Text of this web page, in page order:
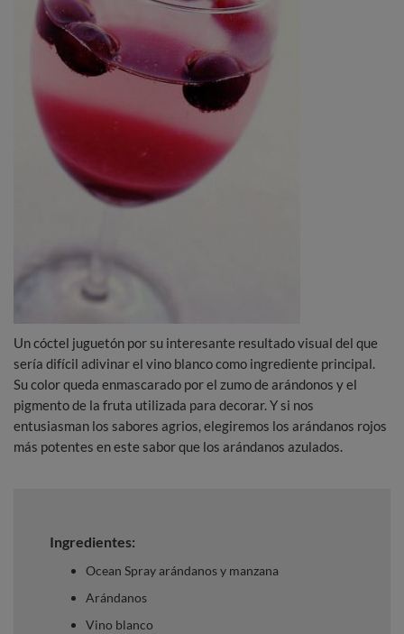
Un cóctel juguetón por su interesante resultado visual del que
sería difícil adivinar el vino blanco como ingrediente principal.
Su color queda enmascarado por el zumo de arándonos y el
pigmento de la fruta utilizada para decorar. Y si nos
entusiasman los sabores agrios, elegiremos los arándanos rojos
más potentes en este sabor que los arándanos azulados.
Ingredientes:
Ocean Spray arándanos y manzana
Arándanos
Vino blanco